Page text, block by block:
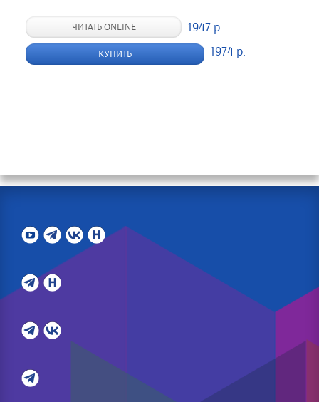
ЧИТАТЬ ONLINE 1947 р.
КУПИТЬ 1974 р.